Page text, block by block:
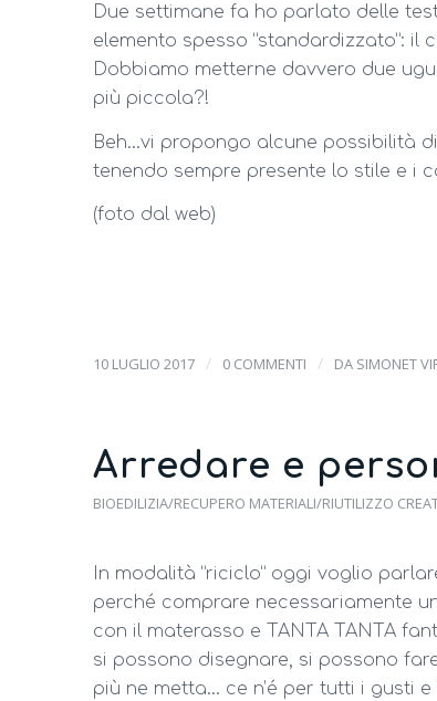
Due settimane fa ho parlato delle
elemento spesso “standardizzato”: il
Dobbiamo metterne davvero due
più piccola?!
Beh…vi propongo alcune possibilità
tenendo sempre presente lo stile e i
(foto dal web)
10 LUGLIO 2017 / 0 COMMENTI / DA SIMONET
Arredare e
BIOEDILIZIA/RECUPERO MATERIALI/RIUTILIZZO
In modalità “riciclo” oggi voglio
perché comprare necessariamente
con il materasso e TANTA TANTA
si possono disegnare, si possono
più ne metta… ce n’é per tutti i gusti e